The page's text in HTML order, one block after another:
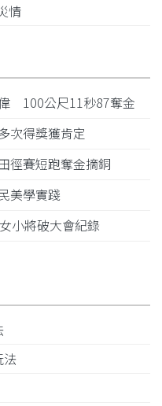
情
100公尺11秒87奪金
次得獎獲肯定
徑賽短跑奪金摘銅
美學實踐
小將破大會紀錄
法